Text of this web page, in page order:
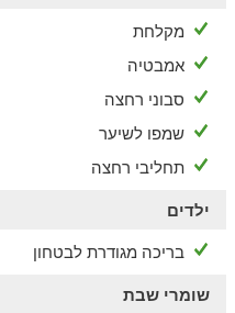
מקלחת
אמבטיה
סבוני רחצה
שמפו לשיער
תחליבי רחצה
ילדים
בריכה מגודרת לבטחון
שומרי שבת